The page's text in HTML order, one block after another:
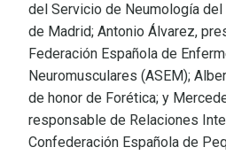
del Servicio de Neumología
de Madrid; Antonio Álvarez,
Federación Española de
Neuromusculares (ASEM);
de honor de Forética; y
responsable de Relaciones
Confederación Española de